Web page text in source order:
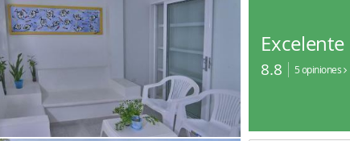
Excelente
8.8 5 opiniones